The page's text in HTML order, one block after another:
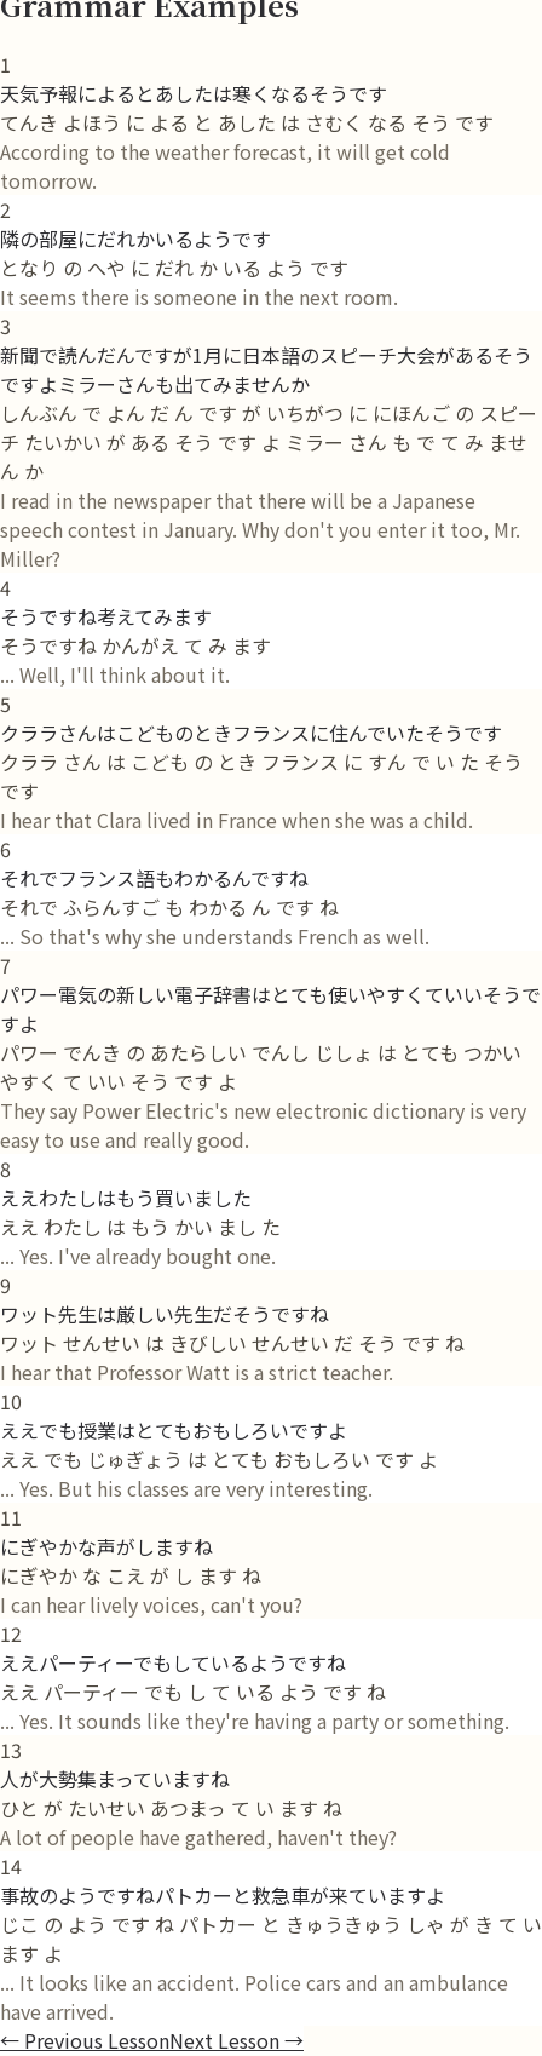
1
天気予報によるとあしたは寒くなるそうです
てんき よほう に よる と あした は さむく なる そう です
According to the weather forecast, it will get cold
tomorrow.
2
隣の部屋にだれかいるようです
となり の へや に だれ か いる よう です
It seems there is someone in the next room.
3
新聞で読んだんですが1月に日本語のスピーチ大会があるそう
ですよミラーさんも出てみませんか
しんぶん で よん だ ん です が いちがつ に にほんご の スピー
チ たいかい が ある そう です よ ミラー さん も で て み ませ
ん か
I read in the newspaper that there will be a Japanese
speech contest in January. Why don't you enter it too, Mr.
Miller?
4
そうですね考えてみます
そうですね かんがえ て み ます
... Well, I'll think about it.
5
クララさんはこどものときフランスに住んでいたそうです
クララ さん は こども の とき フランス に すん で い た そう
です
I hear that Clara lived in France when she was a child.
6
それでフランス語もわかるんですね
それで ふらんすご も わかる ん です ね
... So that's why she understands French as well.
7
パワー電気の新しい電子辞書はとても使いやすくていいそうで
すよ
パワー でんき の あたらしい でんし じしょ は とても つかい
やすく て いい そう です よ
They say Power Electric's new electronic dictionary is very
easy to use and really good.
8
ええわたしはもう買いました
ええ わたし は もう かい まし た
... Yes. I've already bought one.
9
ワット先生は厳しい先生だそうですね
ワット せんせい は きびしい せんせい だ そう です ね
I hear that Professor Watt is a strict teacher.
10
ええでも授業はとてもおもしろいですよ
ええ でも じゅぎょう は とても おもしろい です よ
... Yes. But his classes are very interesting.
11
にぎやかな声がしますね
にぎやか な こえ が し ます ね
I can hear lively voices, can't you?
12
ええパーティーでもしているようですね
ええ パーティー でも し て いる よう です ね
... Yes. It sounds like they're having a party or something.
13
人が大勢集まっていますね
ひと が たいせい あつまっ て い ます ね
A lot of people have gathered, haven't they?
14
事故のようですねパトカーと救急車が来ていますよ
じこ の よう です ね パトカー と きゅうきゅう しゃ が き て い
ます よ
... It looks like an accident. Police cars and an ambulance
have arrived.
← Previous LessonNext Lesson→